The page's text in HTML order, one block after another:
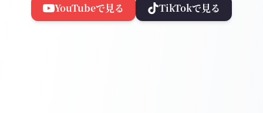
YouTubeで見る TikTokで見る